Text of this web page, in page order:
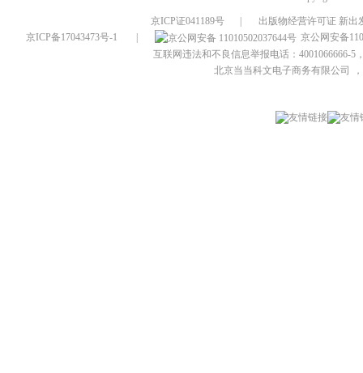
京ICP证041189号
出版物经营许可证 新出
京ICP备17043473号-1
京公网安备
互联网违法和不良信息举报电话：4001066666-5
北京当当科文电子商务有限公司